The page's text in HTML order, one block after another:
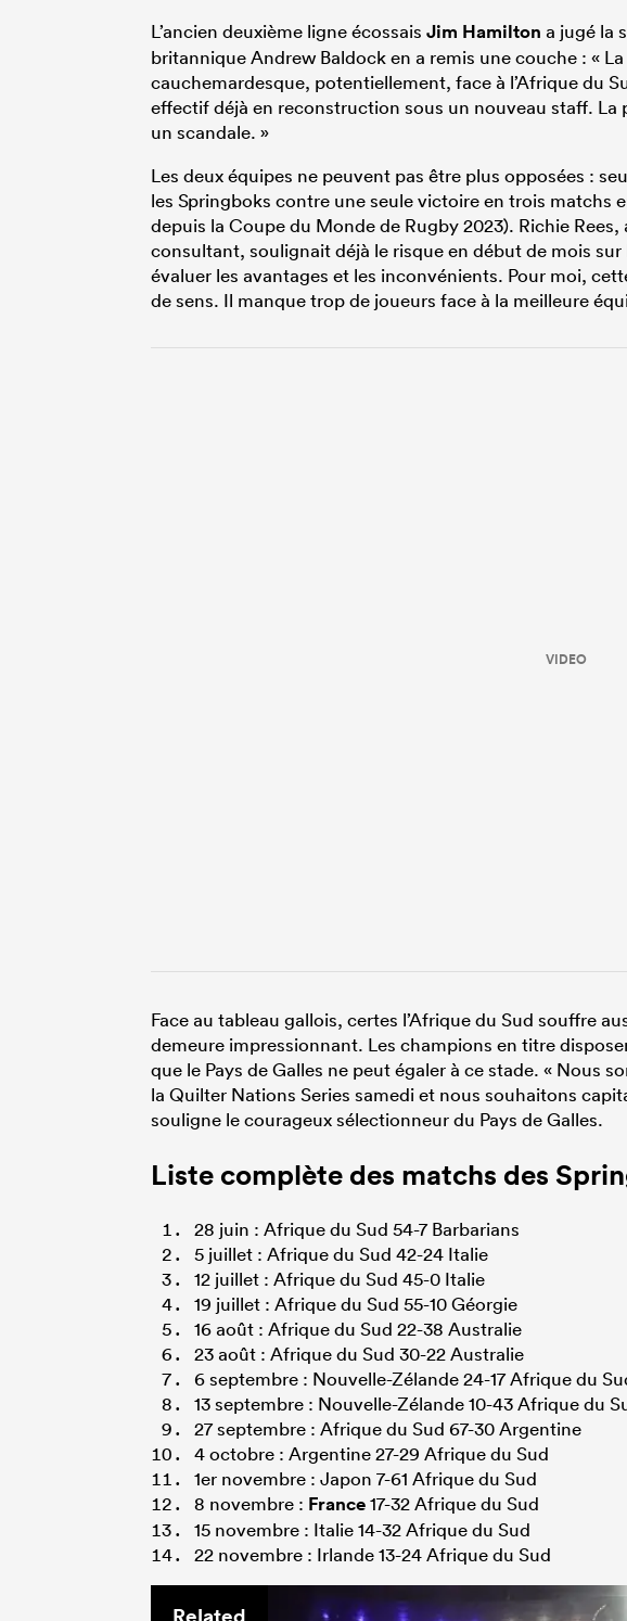
L’ancien deuxième ligne écossais Jim Hamilton a jugé la
britannique Andrew Baldock en a remis une couche : «
cauchemardesque, potentiellement, face à l’Afrique du
effectif déjà en reconstruction sous un nouveau staff.
un scandale. »
Les deux équipes ne peuvent pas être plus opposées :
les Springboks contre une seule victoire en trois matchs
depuis la Coupe du Monde de Rugby 2023). Richie
consultant, soulignait déjà le risque en début de mois
évaluer les avantages et les inconvénients. Pour moi,
de sens. Il manque trop de joueurs face à la meilleure
VIDEO
Face au tableau gallois, certes l’Afrique du Sud souffre
demeure impressionnant. Les champions en titre
que le Pays de Galles ne peut égaler à ce stade. « Nous
la Quilter Nations Series samedi et nous souhaitons
souligne le courageux sélectionneur du Pays de Galles.
Liste complète des matchs des
28 juin : Afrique du Sud 54-7 Barbarians
5 juillet : Afrique du Sud 42-24 Italie
12 juillet : Afrique du Sud 45-0 Italie
19 juillet : Afrique du Sud 55-10 Géorgie
16 août : Afrique du Sud 22-38 Australie
23 août : Afrique du Sud 30-22 Australie
6 septembre : Nouvelle-Zélande 24-17 Afrique du
13 septembre : Nouvelle-Zélande 10-43 Afrique du
27 septembre : Afrique du Sud 67-30 Argentine
4 octobre : Argentine 27-29 Afrique du Sud
1er novembre : Japon 7-61 Afrique du Sud
8 novembre : France17-32 Afrique du Sud
15 novembre : Italie 14-32 Afrique du Sud
22 novembre : Irlande 13-24 Afrique du Sud
Related